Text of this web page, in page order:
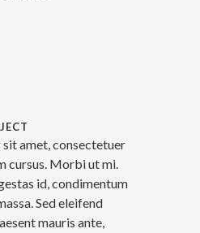
amet, consectetuer
cursus. Morbi ut mi.
id, condimentum
Sed eleifend
mauris ante,